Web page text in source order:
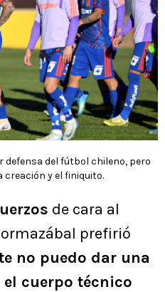
defensa del fútbol chileno, pero
creación y el finiquito.
de cara al
prefirió
no puedo dar una
el cuerpo técnico